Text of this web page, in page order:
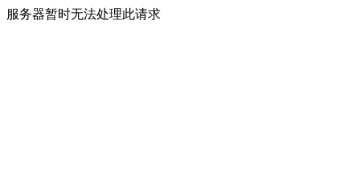
服务器暂时无法处理此请求